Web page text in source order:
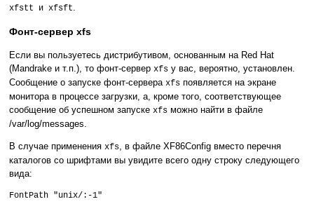
xfstt и xfsft
Фонт-сервер xfs
Если вы пользуетесь дистрибутивом, основанным на Red Hat
(Mandrake и т.п.), то фонт-сервер xfs у вас, вероятно, установлен.
Сообщение о запуске фонт-сервера xfs появляется на экране
монитора в процессе загрузки, а, кроме того, соответствующее
сообщение об успешном запуске xfs можно найти в файле
/var/log/messages.
В случае применения xfs , в файле XF86Config вместо перечня
каталогов со шрифтами вы увидите всего одну строку следующего
вида:
FontPath "unix/:-1"